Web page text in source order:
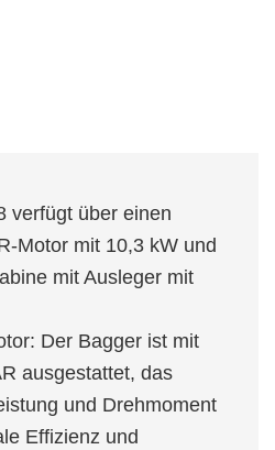
verfügt über einen
Motor mit 10,3 kW und
mit Ausleger mit
Der Bagger ist mit
ausgestattet, das
und Drehmoment
Effizienz und